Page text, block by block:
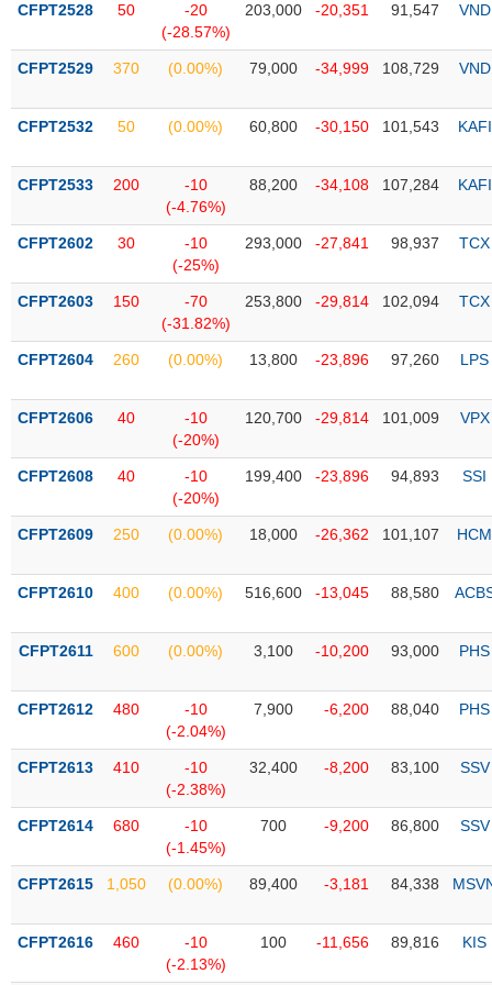
thái
phiếu
mô
thị
Niêm
Niêm
mới
yết
sung
niêm
yết
Theo
dõi
biệt
được
quỹ
mục
ETF
Cổ
chi
tiết
CFPT2528 50
-20
(-28.57%)
203,000 -20,351 91,547 VND
CFPT2529 370 (0.00%) 79,000 -34,999 108,729 VND
CFPT2532 50 (0.00%) 60,800 -30,150 101,543 KAFI
CFPT2533 200
-10
(-4.76%)
88,200 -34,108 107,284 KAFI
CFPT2602 30
-10
(-25%)
293,000 -27,841 98,937 TCX
CFPT2603 150
-70
(-31.82%)
253,800 -29,814 102,094 TCX
CFPT2604 260 (0.00%) 13,800 -23,896 97,260 LPS
CFPT2606 40
-10
(-20%)
120,700 -29,814 101,009 VPX
CFPT2608 40
-10
(-20%)
199,400 -23,896 94,893 SSI
CFPT2609 250 (0.00%) 18,000 -26,362 101,107 HCM
CFPT2610 400 (0.00%) 516,600 -13,045 88,580
CFPT2611 600 (0.00%) 3,100 -10,200 93,000 PHS
CFPT2612 480
-10
(-2.04%)
7,900 -6,200 88,040 PHS
CFPT2613 410
-10
(-2.38%)
32,400 -8,200 83,100 SSV
CFPT2614 680
-10
(-1.45%)
700 -9,200 86,800 SSV
CFPT2615 1,050 (0.00%) 89,400 -3,181 84,338
CFPT2616 460
-10
(-2.13%)
100 -11,656 89,816 KIS
NGÀNH
DOANH
NGHIỆP
PHIẾU
PHÁI
TRÁI
CÔNG
ĐẦU
TƯ
DỮ
MỚI
Ngành
(-)